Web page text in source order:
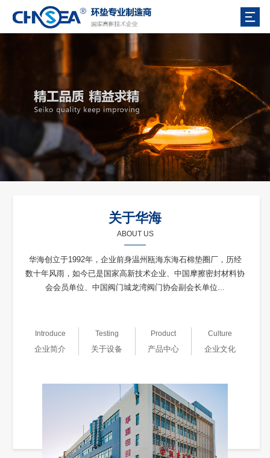
关于华海
ABOUT US
华海创立于1992年，企业前身温州瓯海东海石棉垫圈厂，历经
数十年风雨，如今已是国家高新技术企业、中国摩擦密封材料协
会会员单位、中国阀门城龙湾阀门协会副会长单位...
Introduce
企业简介
Testing
关于设备
Product
产品中心
Culture
企业文化